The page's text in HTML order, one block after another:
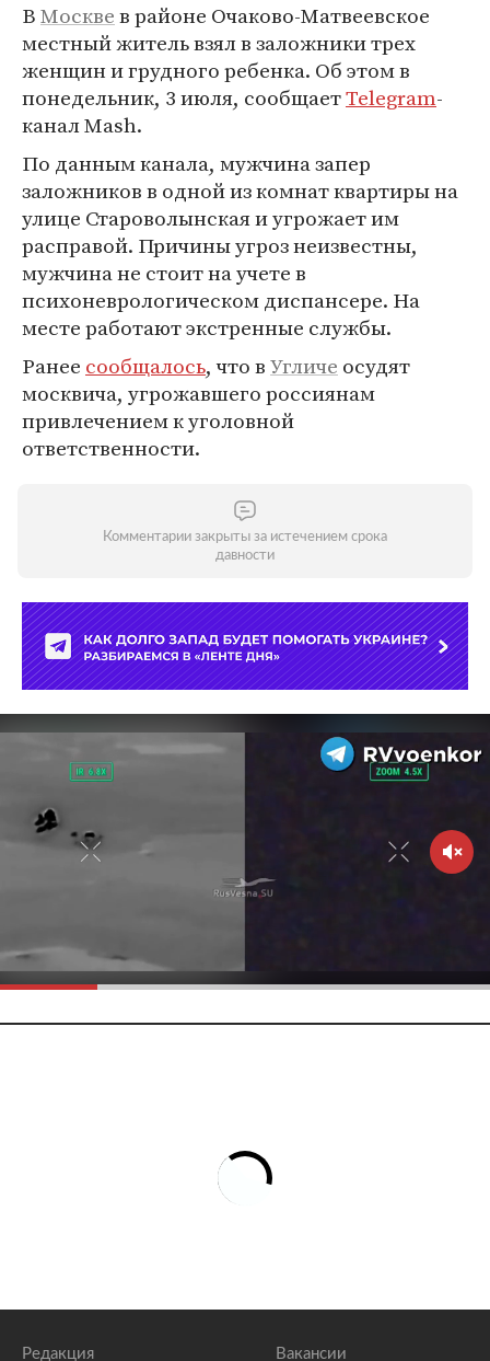
ВМосквев районе Очаково-Матвеевское
местный житель взял в заложники трех
женщин и грудного ребенка. Об этом в
понедельник, 3 июля, сообщаетTelegram-
канал Mash.
По данным канала, мужчина запер
заложников в одной из комнат квартиры на
улице Староволынская и угрожает им
расправой. Причины угроз неизвестны,
мужчина не стоит на учете в
психоневрологическом диспансере. На
месте работают экстренные службы.
Ранее сообщалось, что вУгличе осудят
москвича, угрожавшего россиянам
привлечением к уголовной
ответственности.
Комментарии закрыты за истечением срока
давности
Редакция Вакансии